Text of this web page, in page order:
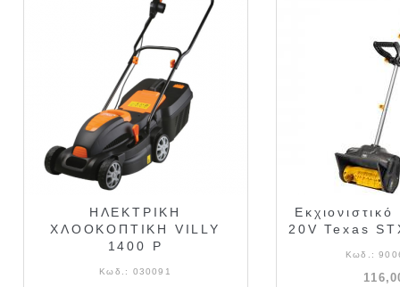
ΗΛΕΚΤΡΙΚΗ
ΧΛΟΟΚΟΠΤΙΚΗ VILLY
1400 P
Κωδ.: 030091
20V Texas
Κωδ.: